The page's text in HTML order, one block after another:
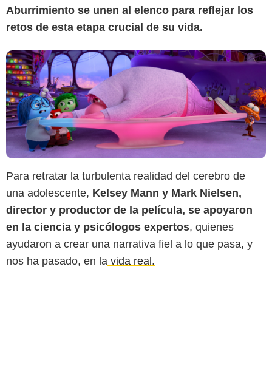
Aburrimiento se unen al elenco para reflejar los
retos de esta etapa crucial de su vida.
Para retratar la turbulenta realidad del cerebro de
una adolescente, Kelsey Mann y Mark Nielsen,
director y productor de la película, se apoyaron
en la ciencia y psicólogos expertos, quienes
ayudaron a crear una narrativa fiel a lo que pasa, y
nos ha pasado, en la vida real.